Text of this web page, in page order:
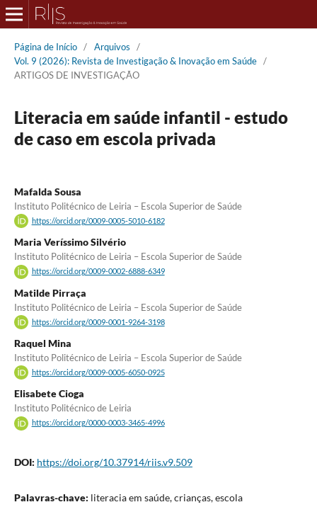
Página de Início / Arquivos
/
Vol. 9 (2026): Revista de Investigação & Inovação em Saúde /
ARTIGOS DE INVESTIGAÇÃO
Literacia em saúde infantil - estudo
de caso em escola privada
Mafalda Sousa
Instituto Politécnico de Leiria – Escola Superior de Saúde
https://orcid.org/0009-0005-5010-6182
Maria Veríssimo Silvério
Instituto Politécnico de Leiria – Escola Superior de Saúde
https://orcid.org/0009-0002-6888-6349
Matilde Pirraça
Instituto Politécnico de Leiria – Escola Superior de Saúde
https://orcid.org/0009-0001-9264-3198
Raquel Mina
Instituto Politécnico de Leiria – Escola Superior de Saúde
https://orcid.org/0009-0005-6050-0925
Elisabete Cioga
Instituto Politécnico de Leiria
https://orcid.org/0000-0003-3465-4996
DOI: https://doi.org/10.37914/riis.v9.509
Palavras-chave: literacia em saúde, crianças, escola